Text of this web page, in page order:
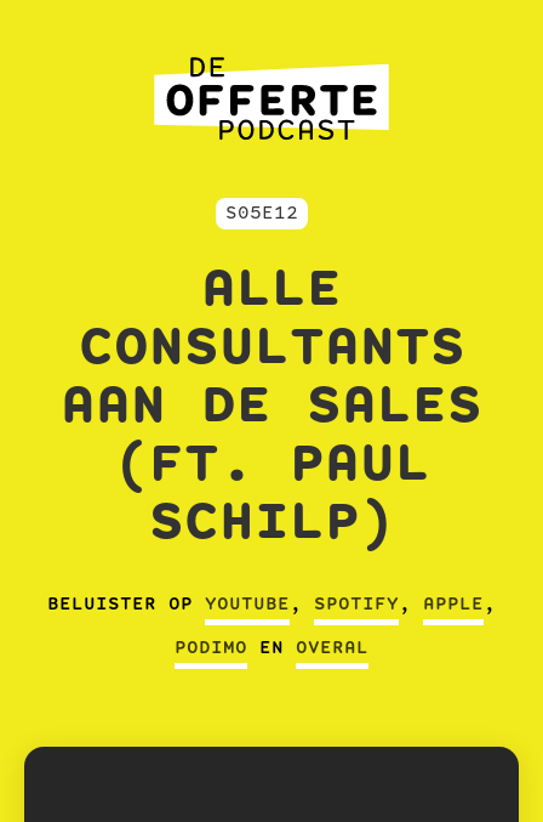
S05E12
ALLE
CONSULTANTS
AAN DE SALES
(FT. PAUL
SCHILP)
BELUISTER OP YOUTUBE , SPOTIFY , APPLE ,
PODIMO EN OVERAL